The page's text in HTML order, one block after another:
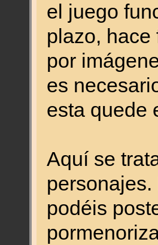
el juego
plazo, hace
por
es
esta quede
Aquí se
podéis